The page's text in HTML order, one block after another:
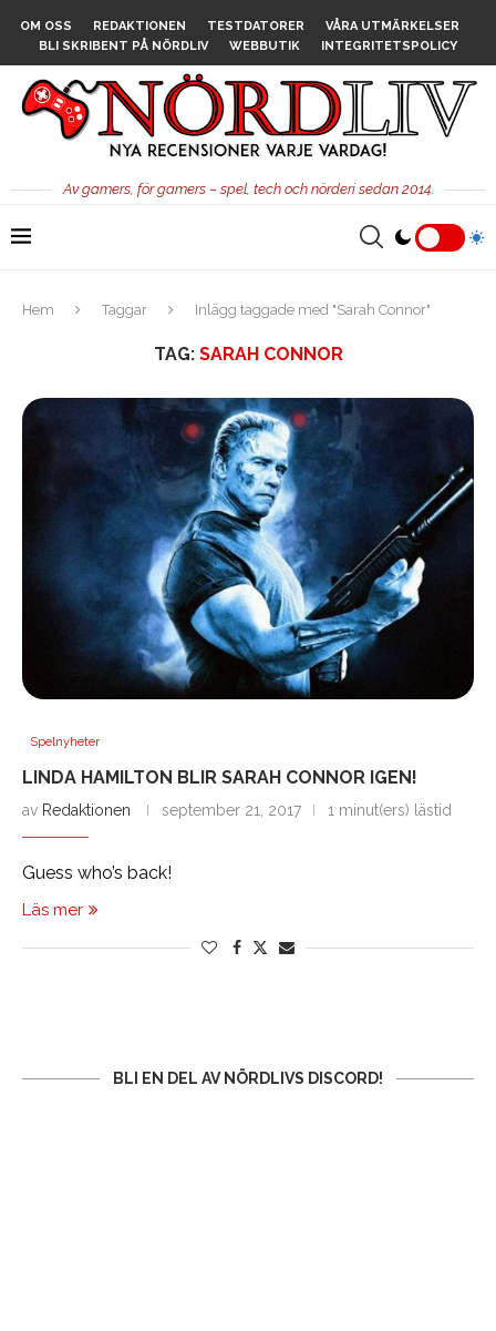
OM OSS REDAKTIONEN TESTDATORER
VÅRA UTMÄRKELSER
BLI SKRIBENT PÅ NÖRDLIV
WEBBUTIK INTEGRITETSPOLICY
Av gamers, för gamers – spel, tech och nörderi sedan 2014.
Hem Taggar Inlägg taggade med "Sarah Connor"
TAG: SARAH CONNOR
Spelnyheter
LINDA HAMILTON BLIR SARAH CONNOR IGEN!
av Redaktionen september 21, 2017 1 minut(ers) lästid
Guess who’s back!
Läs mer
BLI EN DEL AV NÖRDLIVS DISCORD!